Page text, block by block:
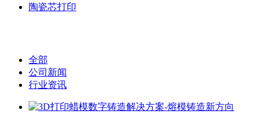
陶瓷芯打印
全部
公司新闻
行业资讯